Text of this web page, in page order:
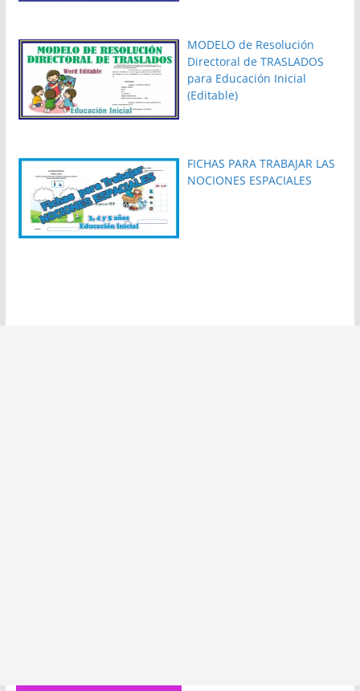
MODELO de Resolución
Directoral de TRASLADOS
para Educación Inicial
(Editable)
FICHAS PARA TRABAJAR LAS
NOCIONES ESPACIALES